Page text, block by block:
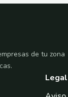
de tu zona
Legal